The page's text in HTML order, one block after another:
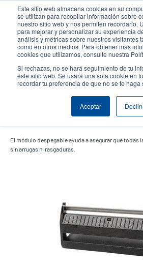
Este sitio web almacena cookies en su
se utilizan para recopilar información sobre
nuestro sitio web y nos permiten recordarlo.
para mejorar y personalizar su experiencia
análisis y métricas sobre nuestros visitantes
como en otros medios. Para obtener más
cookies que utilizamos, consulte nuestra
Si rechazas, no se hará seguimiento de tu
este sitio web. Se usará una sola cookie en
recordar tu preferencia de que no se te haga
Aceptar
contenido
principal
Header
Selector de
Módulo despegable
El módulo despegable ayuda a asegurar que todas
sin arrugas ni rasgaduras.